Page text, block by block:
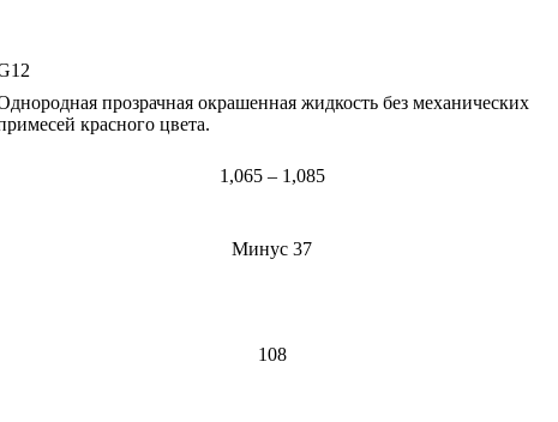
прозрачная окрашенная жидкость без механических
красного цвета.
1,065 – 1,085
Минус 37
108